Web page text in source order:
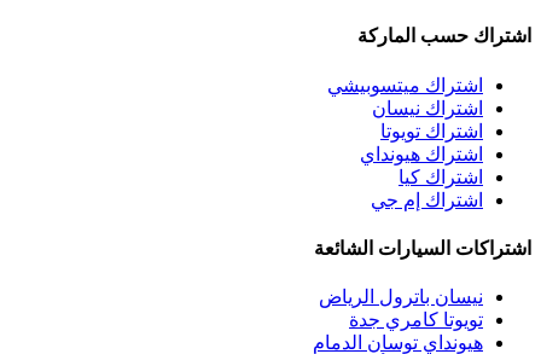
اشتراك حسب الماركة
اشتراك ميتسوبيشي
اشتراك نيسان
اشتراك تويوتا
اشتراك هيونداي
اشتراك كيا
اشتراك إم جي
اشتراكات السيارات الشائعة
نيسان باترول الرياض
تويوتا كامري جدة
هيونداي توسان الدمام